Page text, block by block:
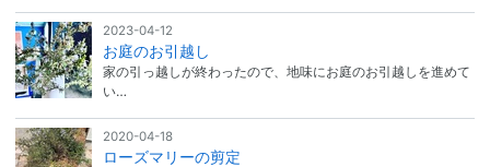
2023-04-12
お庭のお引越し
家の引っ越しが終わったので、地味にお庭のお引越しを進めて
い…
2020-04-18
ローズマリーの剪定